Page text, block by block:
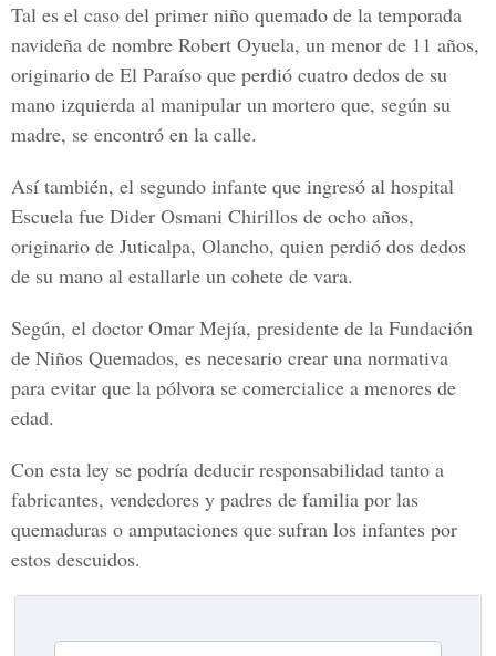
Tal es el caso del primer niño quemado de la temporada
navideña de nombre Robert Oyuela, un menor de 11 años,
originario de El Paraíso que perdió cuatro dedos de su
mano izquierda al manipular un mortero que, según su
madre, se encontró en la calle.
Así también, el segundo infante que ingresó al hospital
Escuela fue Dider Osmani Chirillos de ocho años,
originario de Juticalpa, Olancho, quien perdió dos dedos
de su mano al estallarle un cohete de vara.
Según, el doctor Omar Mejía, presidente de la Fundación
de Niños Quemados, es necesario crear una normativa
para evitar que la pólvora se comercialice a menores de
edad.
Con esta ley se podría deducir responsabilidad tanto a
fabricantes, vendedores y padres de familia por las
quemaduras o amputaciones que sufran los infantes por
estos descuidos.